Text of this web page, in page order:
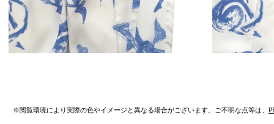
※閲覧環境により実際の色やイメージと異なる場合がございます。ご不明な点等は、